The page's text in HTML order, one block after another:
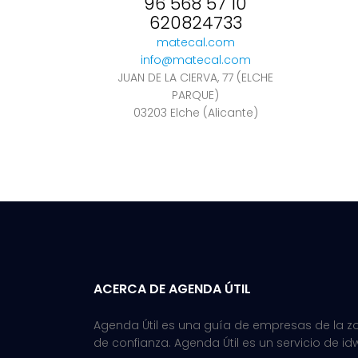
620824733
matecal.com
info@matecal.com
JUAN DE LA CIERVA, 77 (ELCHE
PARQUE)
03203 Elche (Alicante)
ACERCA DE AGENDA ÚTIL
Agenda Útil es una guía de empresas de la
de confianza. Agenda Útil es un servicio de